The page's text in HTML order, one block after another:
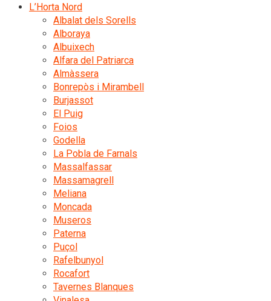
L’Horta Nord
Albalat dels Sorells
Alboraya
Albuixech
Alfara del Patriarca
Almàssera
Bonrepòs i Mirambell
Burjassot
El Puig
Foios
Godella
La Pobla de Farnals
Massalfassar
Massamagrell
Meliana
Moncada
Museros
Paterna
Puçol
Rafelbunyol
Rocafort
Tavernes Blanques